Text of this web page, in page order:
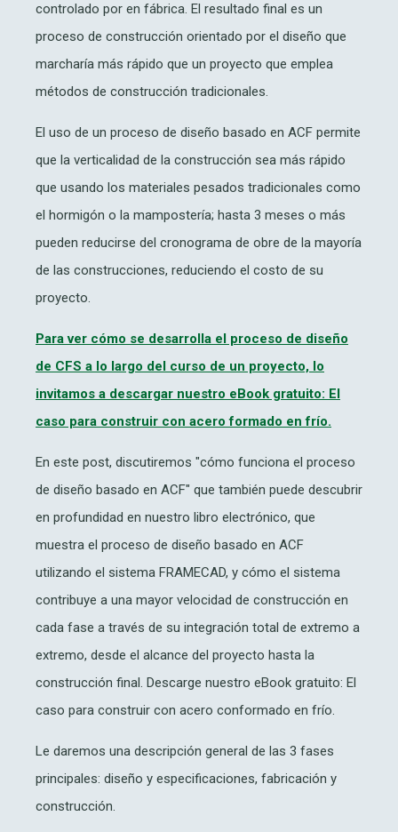
controlado por en fábrica. El resultado final es un
proceso de construcción orientado por el diseño que
marcharía más rápido que un proyecto que emplea
métodos de construcción tradicionales.
El uso de un proceso de diseño basado en ACF permite
que la verticalidad de la construcción sea más rápido
que usando los materiales pesados tradicionales como
el hormigón o la mampostería; hasta 3 meses o más
pueden reducirse del cronograma de obre de la mayoría
de las construcciones, reduciendo el costo de su
proyecto.
Para ver cómo se desarrolla el proceso de diseño
de CFS a lo largo del curso de un proyecto, lo
invitamos a descargar nuestro eBook gratuito: El
caso para construir con acero formado en frío.
En este post, discutiremos "cómo funciona el proceso
de diseño basado en ACF" que también puede descubrir
en profundidad en nuestro libro electrónico, que
muestra el proceso de diseño basado en ACF
utilizando el sistema FRAMECAD, y cómo el sistema
contribuye a una mayor velocidad de construcción en
cada fase a través de su integración total de extremo a
extremo, desde el alcance del proyecto hasta la
construcción final. Descarge nuestro eBook gratuito: El
caso para construir con acero conformado en frío.
Le daremos una descripción general de las 3 fases
principales: diseño y especificaciones, fabricación y
construcción.